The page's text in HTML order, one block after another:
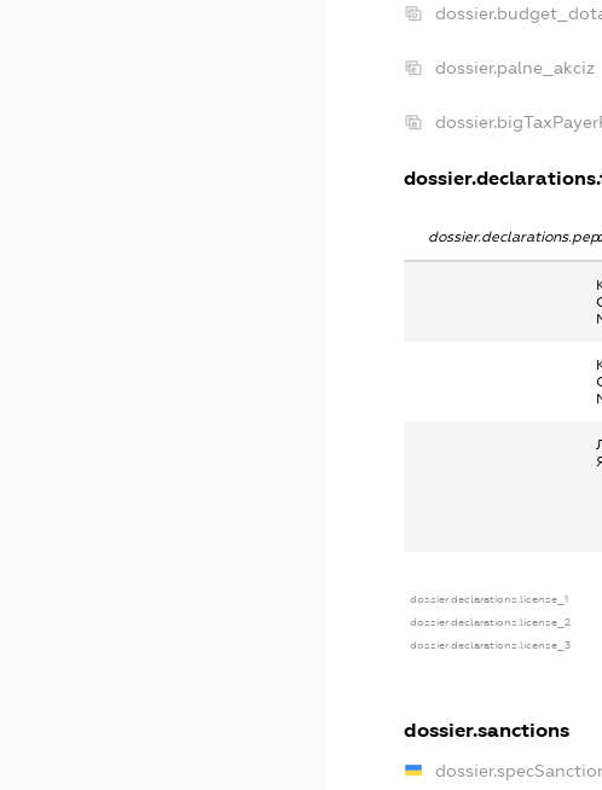
dossier.palne_akciz
dossier.declarations.license_1
dossier.declarations.license_2
dossier.declarations.license_3
dossier.sanctions